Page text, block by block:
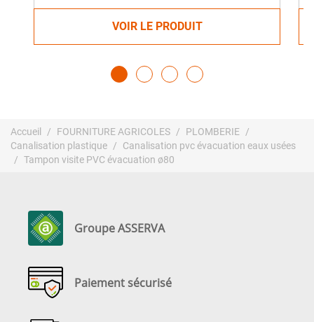
VOIR LE PRODUIT
Accueil FOURNITURE AGRICOLES
PLOMBERIE
Canalisation plastique
Canalisation pvc évacuation eaux usées
Tampon visite PVC évacuation ø80
Groupe ASSERVA
Paiement sécurisé